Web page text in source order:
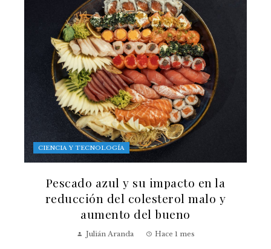
CIENCIA Y TECNOLOGÍA
Pescado azul y su impacto en la
reducción del colesterol malo y
aumento del bueno
Julián Aranda Hace 1 mes